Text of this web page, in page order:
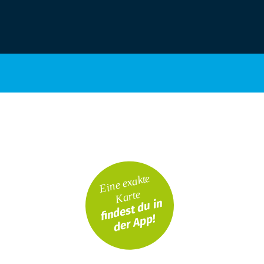
Eine exakte
Karte
findest du in
der App!